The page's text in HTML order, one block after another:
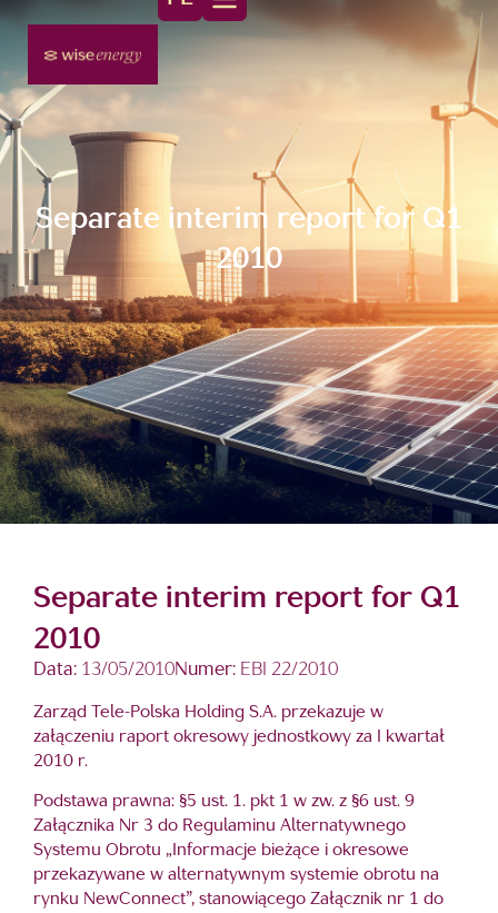
Separate interim report for Q1
2010
Separate interim report for Q1
2010
Data: 13/05/2010Numer: EBI 22/2010
Zarząd Tele-Polska Holding S.A. przekazuje w
załączeniu raport okresowy jednostkowy za I kwartał
2010 r.
Podstawa prawna: §5 ust. 1. pkt 1 w zw. z §6 ust. 9
Załącznika Nr 3 do Regulaminu Alternatywnego
Systemu Obrotu „Informacje bieżące i okresowe
przekazywane w alternatywnym systemie obrotu na
rynku NewConnect”, stanowiącego Załącznik nr 1 do